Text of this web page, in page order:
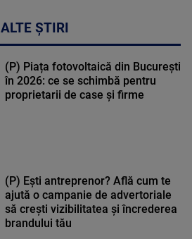
ALTE ȘTIRI
(P) Piața fotovoltaică din București
în 2026: ce se schimbă pentru
proprietarii de case și firme
(P) Ești antreprenor? Află cum te
ajută o campanie de advertoriale
să crești vizibilitatea și încrederea
brandului tău